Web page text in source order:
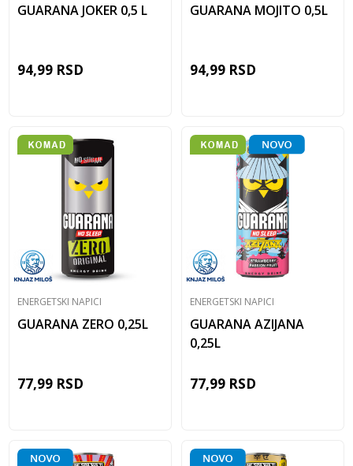
GUARANA JOKER 0,5 L
94,99 RSD
GUARANA MOJITO 0,5L
94,99 RSD
ENERGETSKI NAPICI
GUARANA ZERO 0,25L
77,99 RSD
ENERGETSKI NAPICI
GUARANA AZIJANA
0,25L
77,99 RSD